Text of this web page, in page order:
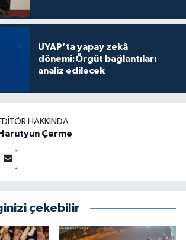
UYAP’ta yapay zekâ
dönemi:Örgüt bağlantıları
analiz edilecek
HAKKINDA
Harutyun Çerme
çekebilir